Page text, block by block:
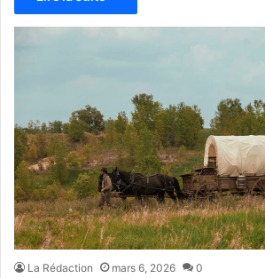
La Rédaction mars 6, 2026 0